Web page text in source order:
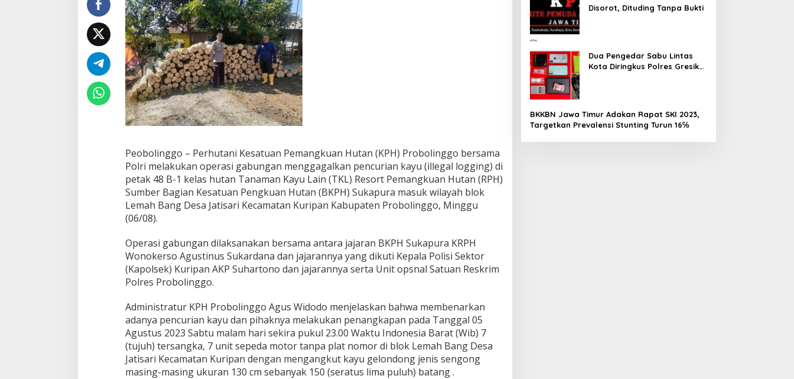
s
a
m
a
P
o
l
r
i
L
a
k
a
n
O
p
e
r
G
a
b
u
g
a
n
,
B
e
r
Peobolinggo – Perhutani Kesatuan Pemangkuan Hutan (KPH) Probolinggo bersama
Polri melakukan operasi gabungan menggagalkan pencurian kayu (illegal logging) di
petak 48 B-1 kelas hutan Tanaman Kayu Lain (TKL) Resort Pemangkuan Hutan (RPH)
Sumber Bagian Kesatuan Pengkuan Hutan (BKPH) Sukapura masuk wilayah blok
Lemah Bang Desa Jatisari Kecamatan Kuripan Kabupaten Probolinggo, Minggu
(06/08).
Operasi gabungan dilaksanakan bersama antara jajaran BKPH Sukapura KRPH
Wonokerso Agustinus Sukardana dan jajarannya yang dikuti Kepala Polisi Sektor
(Kapolsek) Kuripan AKP Suhartono dan jajarannya serta Unit opsnal Satuan Reskrim
Polres Probolinggo.
Administratur KPH Probolinggo Agus Widodo menjelaskan bahwa membenarkan
adanya pencurian kayu dan pihaknya melakukan penangkapan pada Tanggal 05
Agustus 2023 Sabtu malam hari sekira pukul 23.00 Waktu Indonesia Barat (Wib) 7
(tujuh) tersangka, 7 unit sepeda motor tanpa plat nomor di blok Lemah Bang Desa
Jatisari Kecamatan Kuripan dengan mengangkut kayu gelondong jenis sengong
masing-masing ukuran 130 cm sebanyak 150 (seratus lima puluh) batang .
Disorot, Dituding Tanpa Bukti
Dua Pengedar Sabu Lintas
Kota Diringkus Polres Gresik
BKKBN Jawa Timur Adakan Rapat SKI 2023,
Targetkan Prevalensi Stunting Turun 16℅